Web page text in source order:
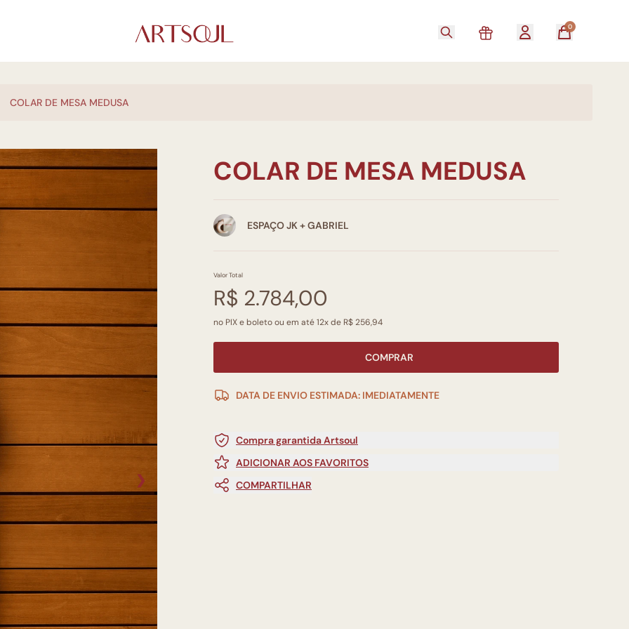
0
COLAR DE MESA MEDUSA
❯
COLAR DE MESA MEDUSA
ESPAÇO JK + GABRIEL
Valor Total
R$ 2.784,00
no PIX e boleto ou em até 12x de R$ 256,94
COMPRAR
DATA DE ENVIO ESTIMADA: IMEDIATAMENTE
Compra garantida Artsoul
ADICIONAR AOS FAVORITOS
COMPARTILHAR